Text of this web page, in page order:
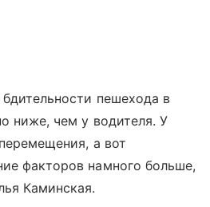
пешехода в
ниже, чем у водителя. У
а вот
факторов намного больше,
Каминская.